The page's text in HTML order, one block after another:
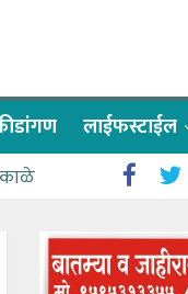
लाईफस्टाईल
काळे